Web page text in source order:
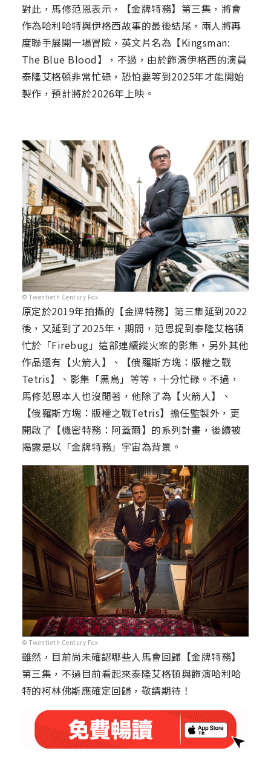
對此，馬修范恩表示，【金牌特務】第三集，將會
作為哈利哈特與伊格西故事的最後結尾，兩人將再
度聯手展開一場冒險，英文片名為【Kingsman:
The Blue Blood】，不過，由於飾演伊格西的演員
泰隆艾格頓非常忙碌，恐怕要等到2025年才能開始
製作，預計將於2026年上映。
© Twentieth Century Fox
原定於2019年拍攝的【金牌特務】第三集延到2022
後，又延到了2025年，期間，范恩提到泰隆艾格頓
忙於「Firebug」這部連續縱火案的影集，另外其他
作品還有【火箭人】、【俄羅斯方塊：版權之戰
Tetris】、影集「黑鳥」等等，十分忙碌。不過，
馬修范恩本人也沒閒著，他除了為【火箭人】、
【俄羅斯方塊：版權之戰Tetris】擔任監製外，更
開啟了【機密特務：阿蓋爾】的系列計畫，後續被
揭露是以「金牌特務」宇宙為背景。
© Twentieth Century Fox
雖然，目前尚未確認哪些人馬會回歸【金牌特務】
第三集，不過目前看起來泰隆艾格頓與飾演哈利哈
特的柯林佛斯應確定回歸，敬請期待！